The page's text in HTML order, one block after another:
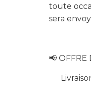
toute
sera
📢 OFFRE